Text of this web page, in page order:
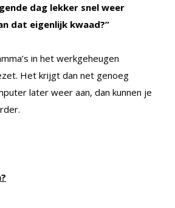
dag lekker snel weer
dat eigenlijk kwaad?”
in het werkgeheugen
Het krijgt dan net genoeg
later weer aan, dan kunnen je